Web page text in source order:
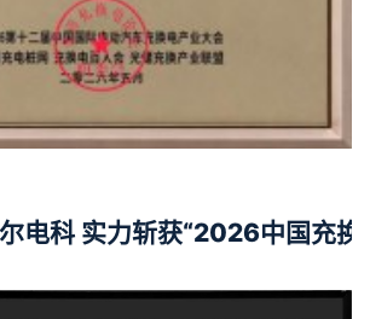
电科 实力斩获“2026中国充换